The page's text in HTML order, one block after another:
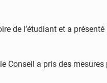
de l’étudiant et a présenté
Conseil a pris des mesures